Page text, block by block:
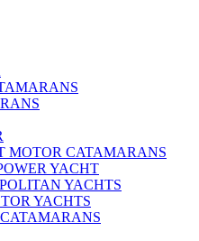
MOTOR CATAMARANS
YACHT
YACHTS
YACHTS